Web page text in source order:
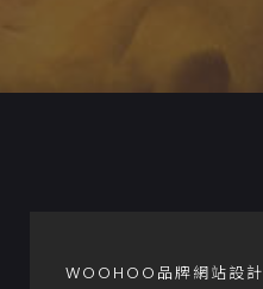
WOOHOO品牌網站設計